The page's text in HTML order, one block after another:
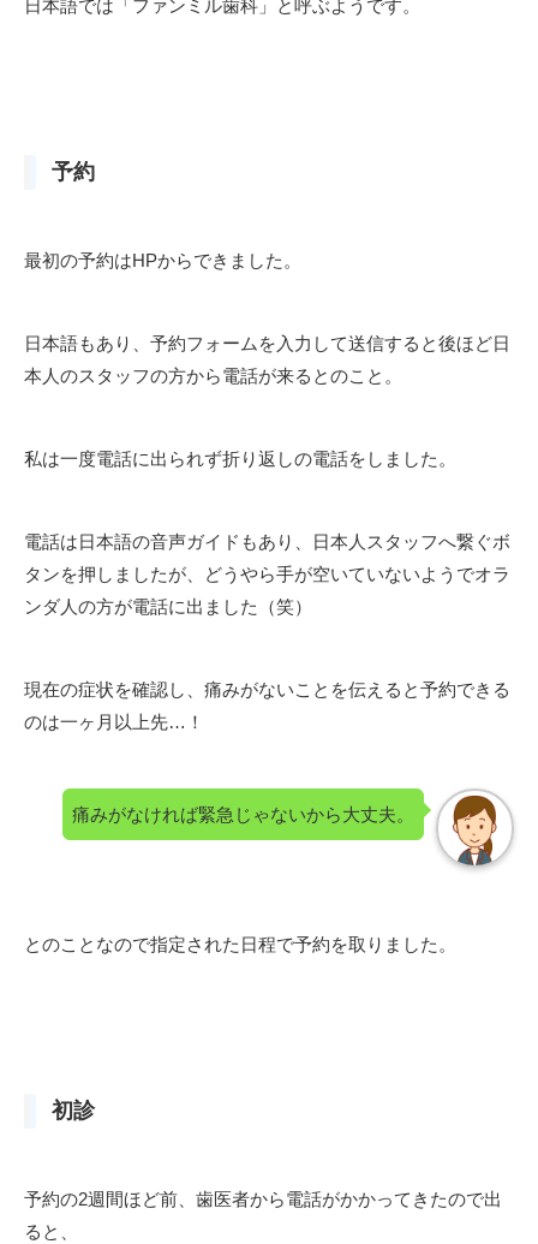
日本語では「ファンミル歯科」と呼ぶようです。
予約
最初の予約はHPからできました。
日本語もあり、予約フォームを入力して送信すると後ほど日
本人のスタッフの方から電話が来るとのこと。
私は一度電話に出られず折り返しの電話をしました。
電話は日本語の音声ガイドもあり、日本人スタッフへ繋ぐボ
タンを押しましたが、どうやら手が空いていないようでオラ
ンダ人の方が電話に出ました（笑）
現在の症状を確認し、痛みがないことを伝えると予約できる
のは一ヶ月以上先…！
痛みがなければ緊急じゃないから大丈夫。
とのことなので指定された日程で予約を取りました。
初診
予約の2週間ほど前、歯医者から電話がかかってきたので出
ると、